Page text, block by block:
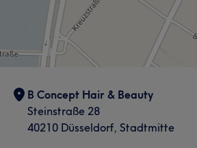
Was unsere Kunden über Katy sagen
Was unsere Kunden über Hoda sagen
Talentiert 12 Detailverliebt
Herzlich 6
B Concept Hair & Beauty
Steinstraße 28
40210 Düsseldorf, Stadtmitte